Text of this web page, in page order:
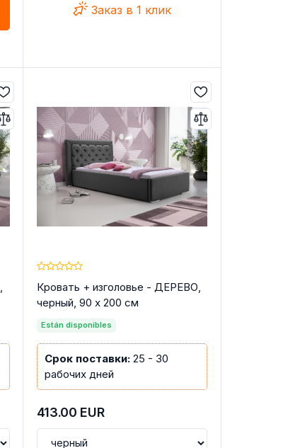
Заказ в 1 клик
Кровать + изголовье - ДЕРЕВО,
черный, 90 x 200 см
Están disponibles
Срок поставки:25 - 30
рабочих дней
413.00 EUR